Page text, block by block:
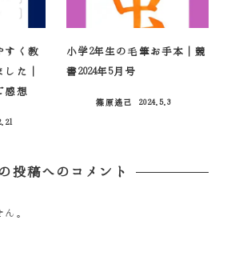
すく教
た｜
感想
小学2年生の毛筆お手本｜競
書2024年5月号
篠原遙己
2024.5.3
投稿へのコメント
。